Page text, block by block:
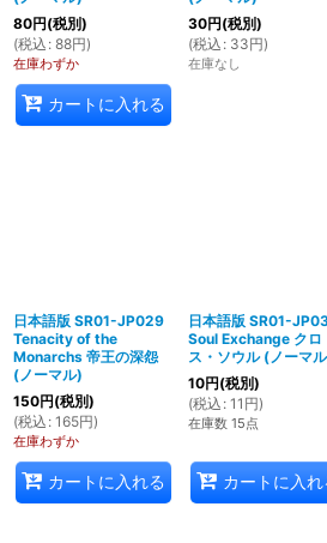
80円(税別)
(税込 : 88円)
在庫わずか
カートに入れる
30円(税別)
(税込 : 33円)
在庫なし
日本語版 SR01-JP029
Tenacity of the
Monarchs 帝王の深怨
(ノーマル)
150円(税別)
(税込 : 165円)
在庫わずか
カートに入れる
日本語版 SR01-
Soul Exchange クロ
ス・ソウル (ノーマ
10円(税別)
(税込 : 11 円)
在庫数 15点
カートに入れ